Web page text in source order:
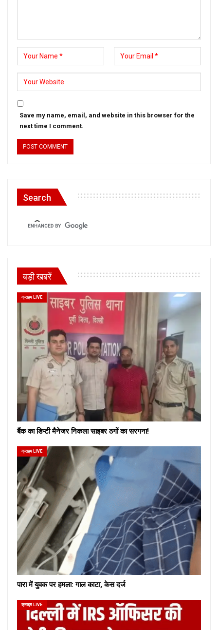
Save my name, email, and website in this browser for the
next time I comment.
Search
बड़ी खबरें
क्राइम LIVE
बैंक का डिप्टी मैनेजर निकला साइबर ठगों का सरगना!
क्राइम LIVE
पारा में युवक पर हमला: गाल काटा, केस दर्ज
क्राइम LIVE